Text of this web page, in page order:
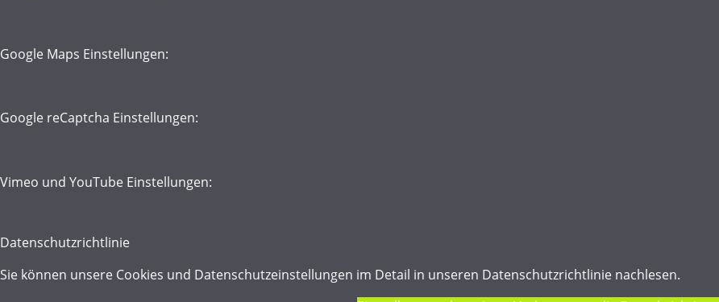
Google Maps Einstellungen:
Google reCaptcha Einstellungen:
Vimeo und YouTube Einstellungen:
Datenschutzrichtlinie
Sie können unsere Cookies und Datenschutzeinstellungen im Detail in unseren Datenschutzrichtlinie nachlesen.